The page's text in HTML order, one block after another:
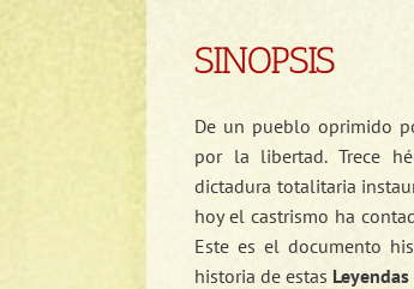
SINOPSIS
De un pueblo oprimido
por la libertad. Trece
dictadura totalitaria
hoy el castrismo ha
Este es el documento
historia de estas